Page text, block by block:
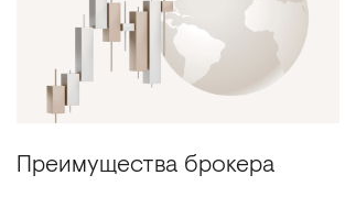
Преимущества брокера